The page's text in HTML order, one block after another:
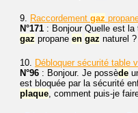
9. Raccordement gaz
N°171 : Bonjour Quelle est la
gaz propane en gaz naturel
10. Débloquer sécurité table
N°96 : Bonjour. Je possède
est bloquée par la sécurité
plaque, comment puis-je